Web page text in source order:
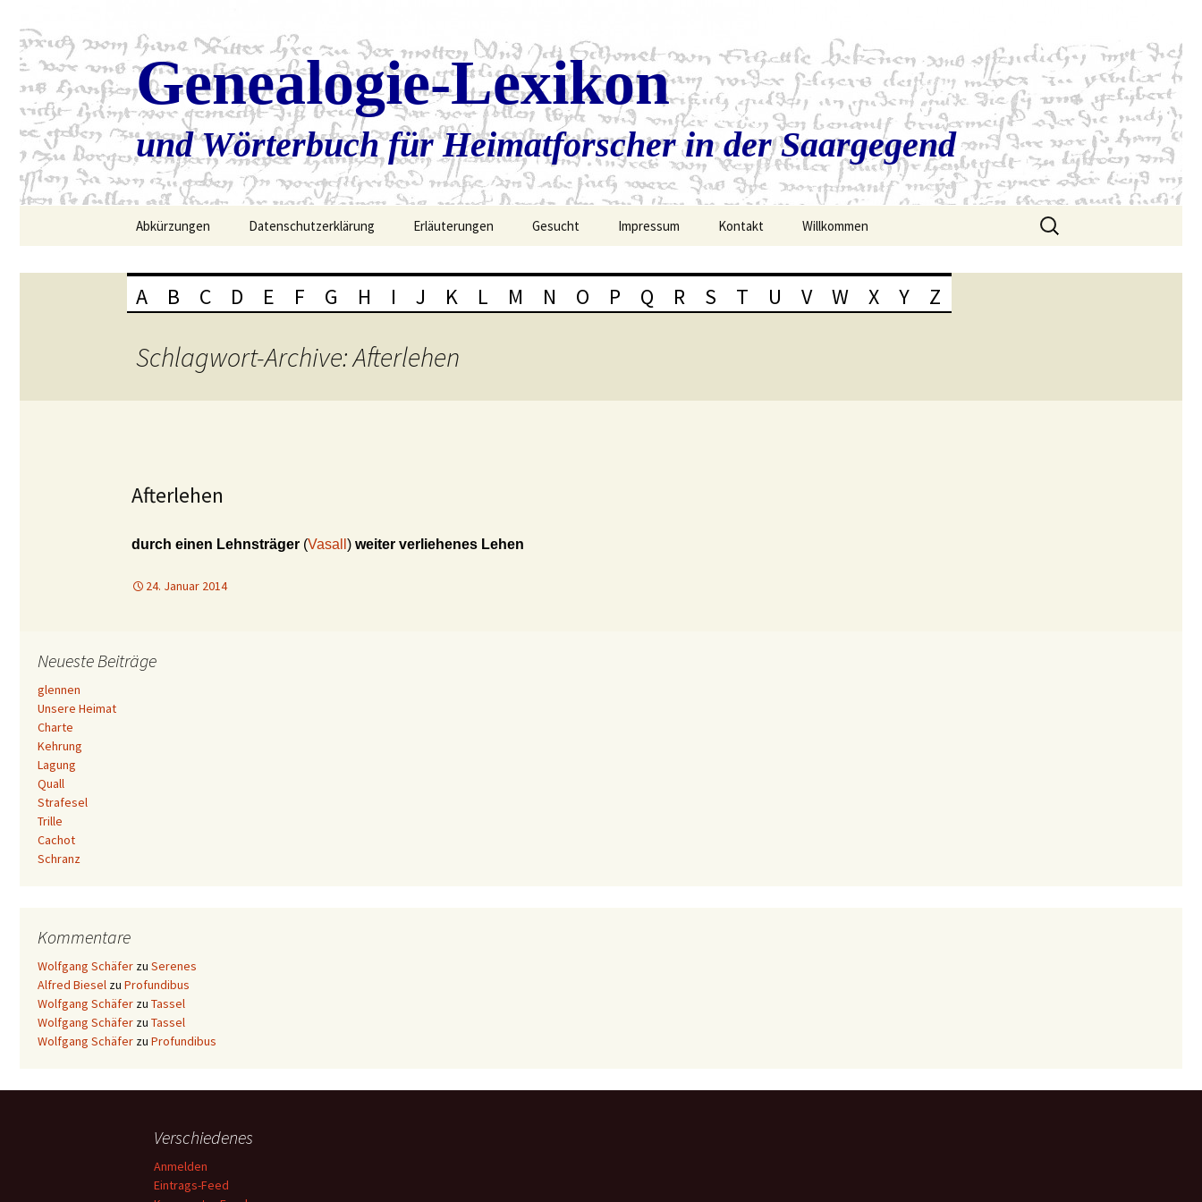
Genealogie-Lexikon
und Wörterbuch für Heimatforscher in der Saargegend
Abkürzungen Datenschutzerklärung Erläuterungen Gesucht Impressum Kontakt Willkommen
Suchen
nach:
A B C D E F G H I J K L M N O P Q R S T U V W X Y Z
Schlagwort-Archive: Afterlehen
Afterlehen
durch einen Lehnsträger (Vasall ) weiter verliehenes Lehen
24. Januar 2014
Neueste Beiträge
glennen
Unsere Heimat
Charte
Kehrung
Lagung
Quall
Strafesel
Trille
Cachot
Schranz
Kommentare
Wolfgang Schäfer zu Serenes
Alfred Biesel zu Profundibus
Wolfgang Schäfer zu Tassel
Wolfgang Schäfer zu Tassel
Wolfgang Schäfer zu Profundibus
Verschiedenes
Anmelden
Eintrags-Feed